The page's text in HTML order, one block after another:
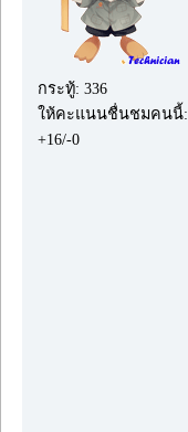
กระทู้: 336
ให้คะแนนชื่นชมคนนี้:
+16/-0